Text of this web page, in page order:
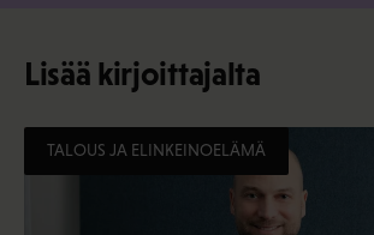
Lisää kirjoittajalta
TALOUS JA ELINKEINOELÄMÄ